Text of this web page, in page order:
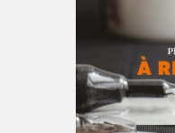
Espace pro